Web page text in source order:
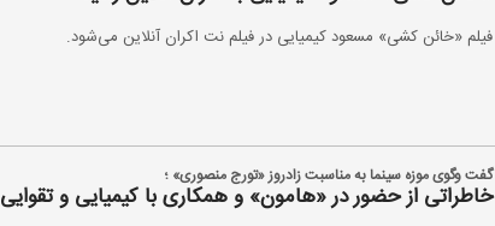
فیلم «خائن کشی» مسعود کیمیایی در فیلم نت اکران آنلاین می‌شود.
گفت وگوی موزه سینما به مناسبت زادروز «تورج منصوری» ؛
خاطراتی از حضور در «هامون» و همکاری با کیمیایی و تقوایی